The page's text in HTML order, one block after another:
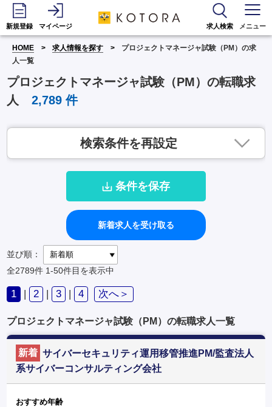
新規登録 マイページ 求人検索 メニュー
HOME 求人情報を探す
プロジェクトマネージャ試験（PM）の求
人一覧
プロジェクトマネージャ試験（PM）の転職求
人
2,789件
検索条件を再設定
条件を保存
新着求人を受け取る
並び順：
全2789件 1-50件目を表示中
1 | 2 | 3 | 4 次へ＞
プロジェクトマネージャ試験（PM）の転職求人一覧
新着 サイバーセキュリティ運用移管推進PM/監査法人
系サイバーコンサルティング会社
おすすめ年齢